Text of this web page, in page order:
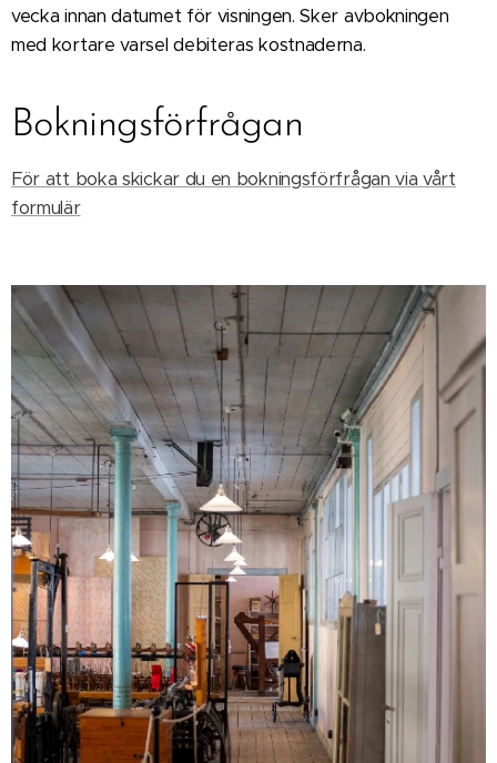
vecka innan datumet för visningen. Sker avbokningen
med kortare varsel debiteras kostnaderna.
Bokningsförfrågan
För att boka skickar du en bokningsförfrågan via vårt
formulär